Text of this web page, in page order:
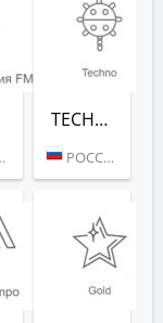
TECHNO (РАДИО РЕКОРД)
РОССИЯ (МОСКВА)